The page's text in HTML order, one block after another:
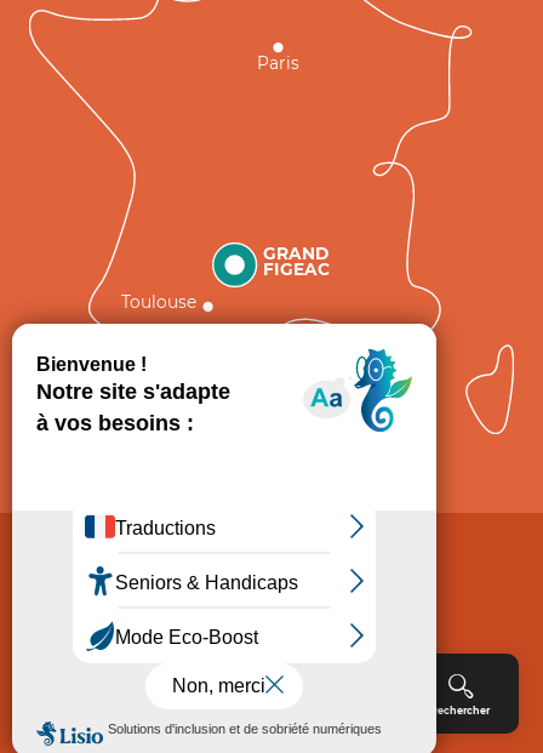
Rechercher
GRAND
FIGEAC
Toulouse
Paris
Politique de Protection des données
Consentement
Accessibilité : non conforme